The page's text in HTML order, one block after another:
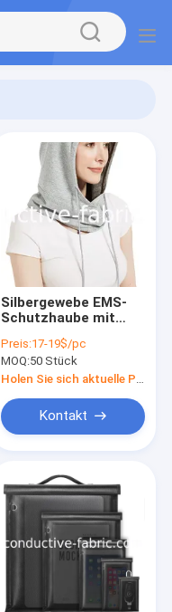
Silbergewebe EMS-
Schutzhaube mit
Preis:17-19$/pc
MOQ:50 Stück
Kontakt